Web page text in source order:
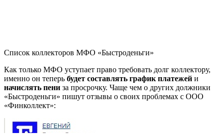
Список коллекторов МФО «Быстроденьги»
Как только МФО уступает право требовать долг коллектору,
именно он теперь будет составлять график платежей и
начислять пени за просрочку. Чаще чем о других должники
«Быстроденьги» пишут отзывы о своих проблемах с ООО
«Финколлект»: